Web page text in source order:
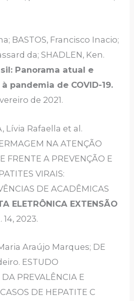
BASTOS, Francisco Inacio;
da; SHADLEN, Ken.
Panorama atual e
pandemia de COVID-19.
de 2021.
Lívia Rafaella et al.
NA ATENÇÃO
FRENTE A PREVENÇÃO E
VIRAIS:
DE ACADÊMICAS
ELETRÔNICA EXTENSÃO
14, 2023.
Araújo Marques; DE
ESTUDO
PREVALÊNCIA E
DE HEPATITE C